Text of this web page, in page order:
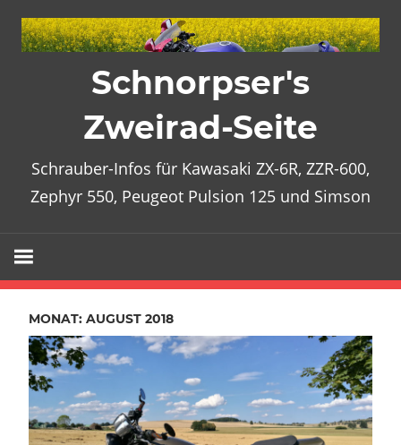
Inhalt
Schnorpser's
Zweirad-Seite
Schrauber-Infos für Kawasaki ZX-6R, ZZR-600,
Zephyr 550, Peugeot Pulsion 125 und Simson
MONAT: AUGUST 2018